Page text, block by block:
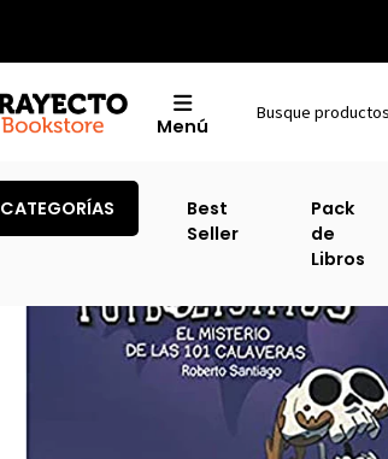
Menú
CATEGORÍAS
Best
Seller
Pack
de
Libros